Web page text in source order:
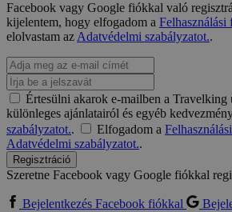
Facebook vagy Google fiókkal való
kijelentem, hogy elfogadom a Felhasználási
elolvastam azAdatvédelmi szabályzatot..
Értesülni akarok e-mailben a Travelking
különleges ajánlatairól és egyéb
szabályzatot.. Elfogadom a
Adatvédelmi szabályzatot..
Regisztráció
Szeretne Facebook vagy Google fiókkal
Bejelentkezés Facebook fiókkal